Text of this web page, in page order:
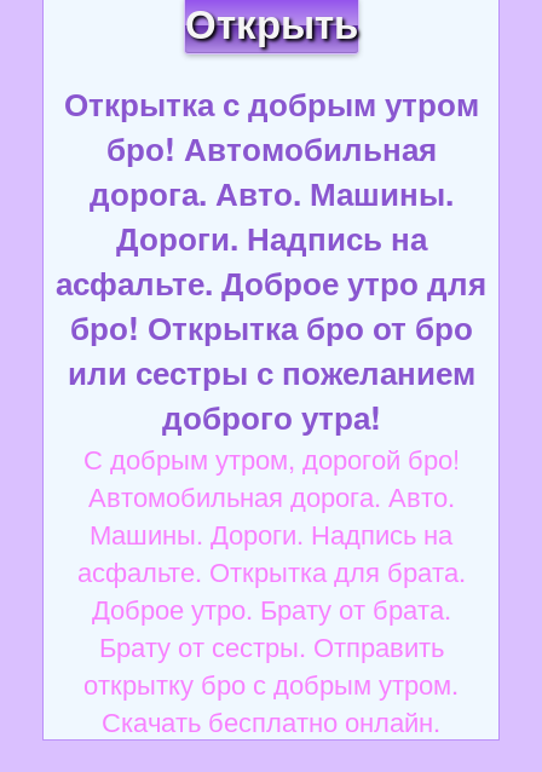
Открыть
Открытка с добрым утром
бро! Автомобильная
дорога. Авто. Машины.
Дороги. Надпись на
асфальте. Доброе утро для
бро! Открытка бро от бро
или сестры с пожеланием
доброго утра!
С добрым утром, дорогой бро!
Автомобильная дорога. Авто.
Машины. Дороги. Надпись на
асфальте. Открытка для брата.
Доброе утро. Брату от брата.
Брату от сестры. Отправить
открытку бро с добрым утром.
Скачать бесплатно онлайн.